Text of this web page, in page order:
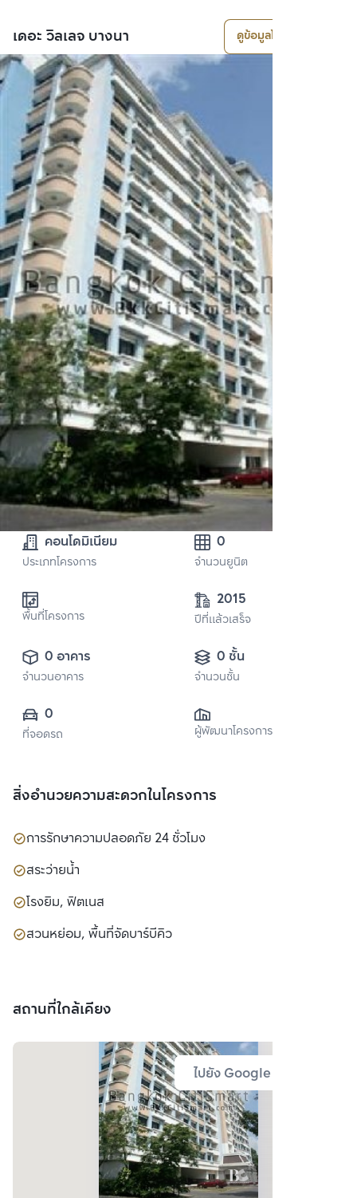
เดอะ วิลเลจ บางนา ดูข้อมูลโครงการ
คอนโดมิเนียม
ประเภทโครงการ
0
จำนวนยูนิต
พื้นที่โครงการ
2015
ปีที่แล้วเสร็จ
0 อาคาร
จำนวนอาคาร
0 ชั้น
จำนวนชั้น
0
ที่จอดรถ ผู้พัฒนาโครงการ
สิ่งอำนวยความสะดวกในโครงการ
การรักษาความปลอดภัย 24 ชั่วโมง
สระว่ายน้ำ
โรงยิม, ฟิตเนส
สวนหย่อม, พื้นที่จัดบาร์บีคิว
สถานที่ใกล้เคียง
ไปยัง Google Map